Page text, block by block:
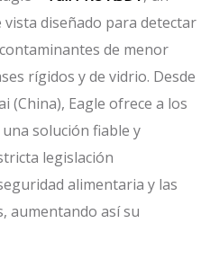
vista diseñado para detectar
de menor
rígidos y de vidrio. Desde
(China), Eagle ofrece a los
solución fiable y
legislación
alimentaria y las
aumentando así su